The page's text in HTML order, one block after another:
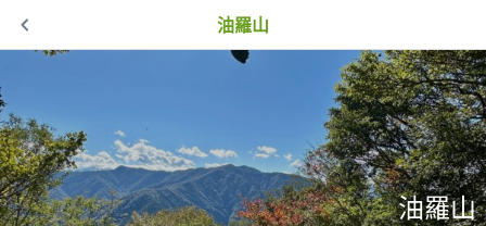
油羅山
油羅山